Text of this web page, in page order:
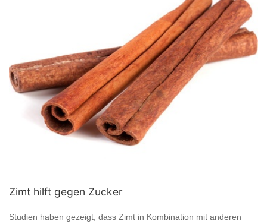
Zimt hilft gegen Zucker
Studien haben gezeigt, dass Zimt in Kombination mit anderen